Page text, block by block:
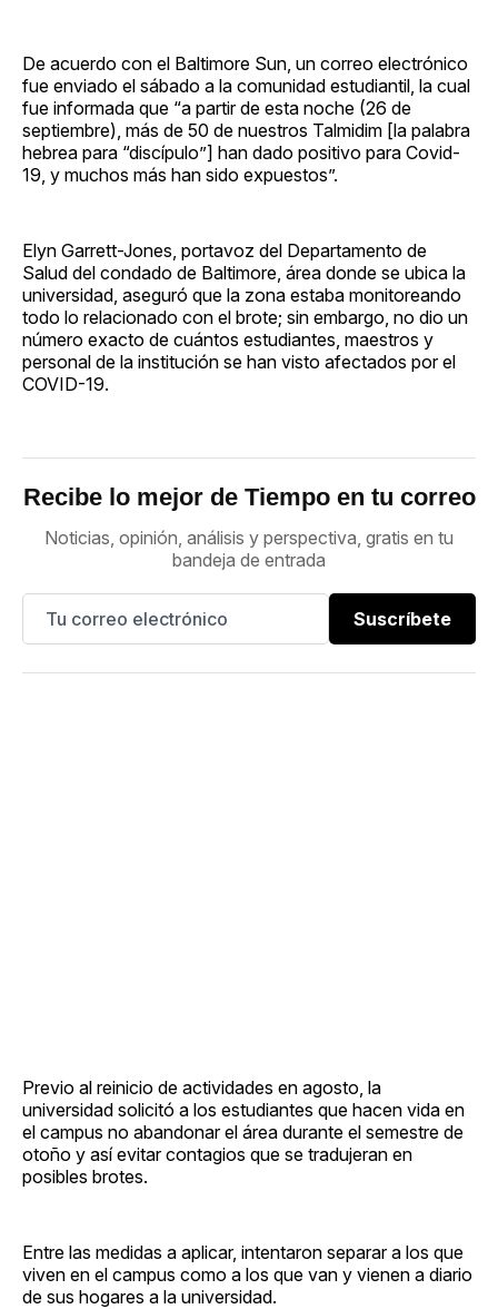
De acuerdo con el Baltimore Sun, un correo electrónico
fue enviado el sábado a la comunidad estudiantil, la cual
fue informada que “a partir de esta noche (26 de
septiembre), más de 50 de nuestros Talmidim [la palabra
hebrea para “discípulo”] han dado positivo para Covid-
19, y muchos más han sido expuestos”.
Elyn Garrett-Jones, portavoz del Departamento de
Salud del condado de Baltimore, área donde se ubica la
universidad, aseguró que la zona estaba monitoreando
todo lo relacionado con el brote; sin embargo, no dio un
número exacto de cuántos estudiantes, maestros y
personal de la institución se han visto afectados por el
COVID-19.
Recibe lo mejor de Tiempo en tu correo
Noticias, opinión, análisis y perspectiva, gratis en tu
bandeja de entrada
Suscríbete
Previo al reinicio de actividades en agosto, la
universidad solicitó a los estudiantes que hacen vida en
el campus no abandonar el área durante el semestre de
otoño y así evitar contagios que se tradujeran en
posibles brotes.
Entre las medidas a aplicar, intentaron separar a los que
viven en el campus como a los que van y vienen a diario
de sus hogares a la universidad.